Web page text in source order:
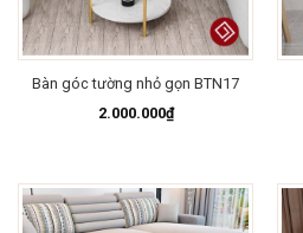
Bàn góc tường nhỏ gọn BTN17
2.000.000₫